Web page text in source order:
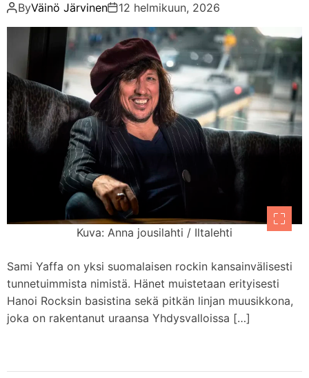
ByVäinö Järvinen 12 helmikuun, 2026
Kuva: Anna jousilahti / Iltalehti
Sami Yaffa on yksi suomalaisen rockin kansainvälisesti
tunnetuimmista nimistä. Hänet muistetaan erityisesti
Hanoi Rocksin basistina sekä pitkän linjan muusikkona,
joka on rakentanut uraansa Yhdysvalloissa […]